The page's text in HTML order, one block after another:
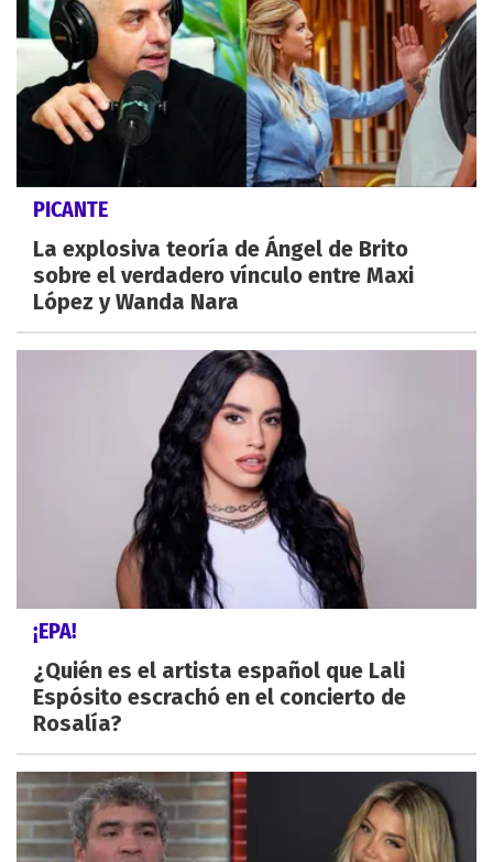
PICANTE
La explosiva teoría de Ángel de Brito
sobre el verdadero vínculo entre Maxi
López y Wanda Nara
¡EPA!
¿Quién es el artista español que Lali
Espósito escrachó en el concierto de
Rosalía?